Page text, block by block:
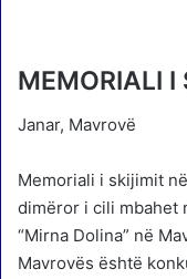
MEMORIALI I
Janar, Mavrovë
Memoriali i skijimit
dimëror i cili mbahet
“Mirna Dolina” në
Mavrovës është